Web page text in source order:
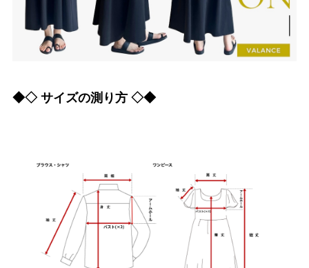
◆◇ サイズの測り方 ◇◆